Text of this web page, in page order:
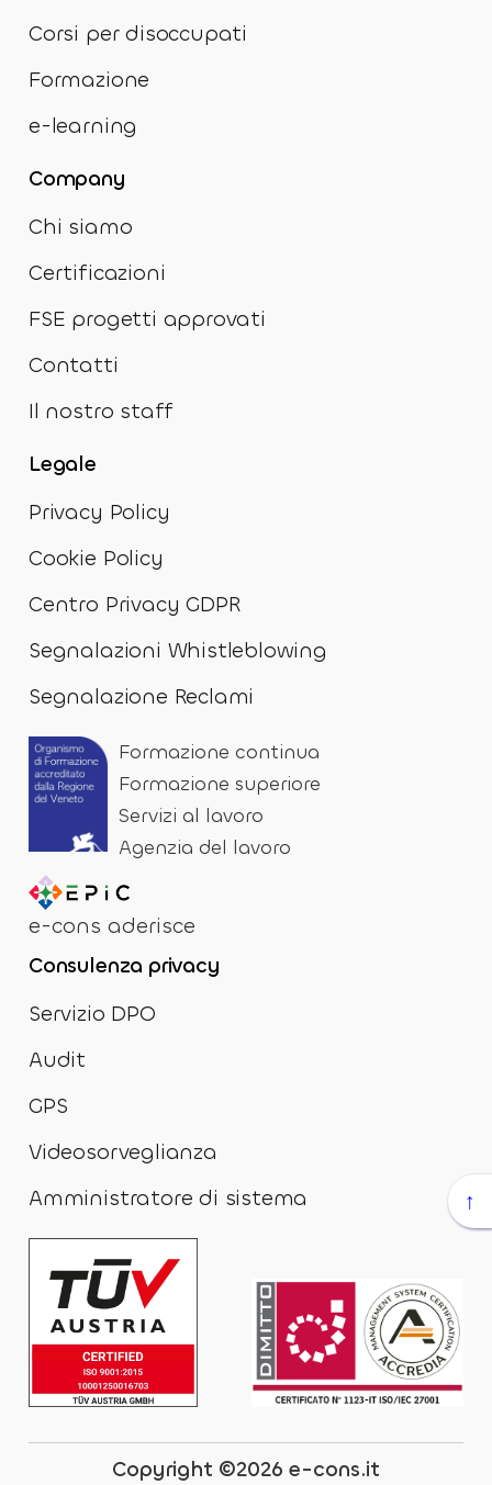
↑
Corsi per disoccupati
Formazione
e-learning
Company
Chi siamo
Certificazioni
FSE progetti approvati
Contatti
Il nostro staff
Legale
Privacy Policy
Cookie Policy
Centro Privacy GDPR
Segnalazioni Whistleblowing
Segnalazione Reclami
Formazione continua
Formazione superiore
Servizi al lavoro
Agenzia del lavoro
e-cons aderisce
Consulenza privacy
Servizio DPO
Audit
GPS
Videosorveglianza
Amministratore di sistema
Copyright ©2026 e-cons.it